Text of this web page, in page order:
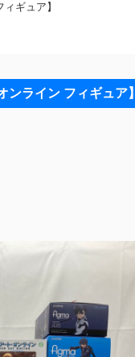
ギュア】
ライン フィギュア】